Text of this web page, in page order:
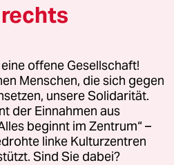
offene Gesellschaft!
Menschen, die sich gegen
unsere Solidarität.
der Einnahmen aus
beginnt im Zentrum“ –
linke Kulturzentren
Sind Sie dabei?